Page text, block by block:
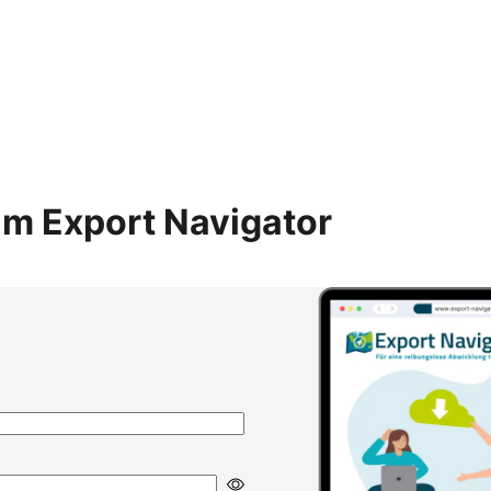
Export Navigator